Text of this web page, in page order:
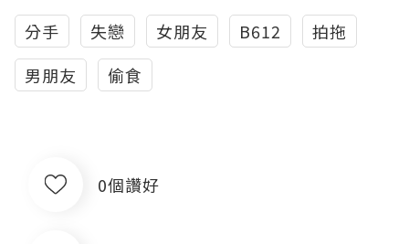
分手 失戀 女朋友 B612
拍拖
男朋友
偷食
0個讚好